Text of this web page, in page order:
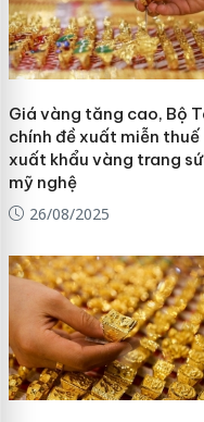
Giá vàng tăng cao, Bộ
chính đề xuất miễn thuế
xuất khẩu vàng trang
mỹ nghệ
26/08/2025